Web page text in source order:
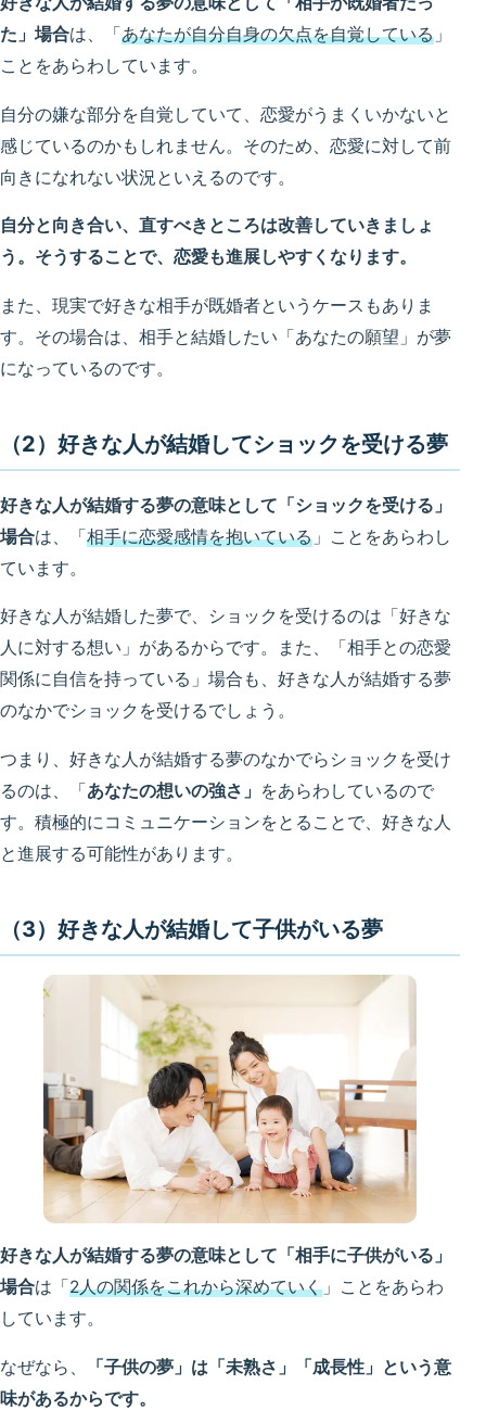
た」場合は、「 あなたが自分自身の欠点を自覚している 」
ことをあらわしています。
自分の嫌な部分を自覚していて、恋愛がうまくいかないと
感じているのかもしれません。そのため、恋愛に対して前
向きになれない状況といえるのです。
自分と向き合い、直すべきところは改善していきましょ
う。そうすることで、恋愛も進展しやすくなります。
また、現実で好きな相手が既婚者というケースもありま
す。その場合は、相手と結婚したい「あなたの願望」が夢
になっているのです。
（2）好きな人が結婚してショックを受ける夢
好きな人が結婚する夢の意味として「ショックを受ける」
場合は、「相手に恋愛感情を抱いている 」ことをあらわし
ています。
好きな人が結婚した夢で、ショックを受けるのは「好きな
人に対する想い」があるからです。また、「相手との恋愛
関係に自信を持っている」場合も、好きな人が結婚する夢
のなかでショックを受けるでしょう。
つまり、好きな人が結婚する夢のなかでらショックを受け
るのは、「あなたの想いの強さ」 をあらわしているので
す。積極的にコミュニケーションをとることで、好きな人
と進展する可能性があります。
（3）好きな人が結婚して子供がいる夢
好きな人が結婚する夢の意味として「相手に子供がいる」
場合は「 2人の関係をこれから深めていく 」ことをあらわ
しています。
なぜなら、
「子供の夢」は「未熟さ」「成長性」という意
味があるからです。